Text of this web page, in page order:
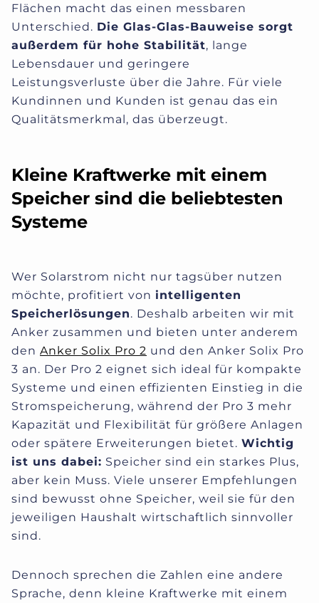
Flächen macht das einen messbaren
Unterschied. Die Glas-Glas-Bauweise sorgt
außerdem für hohe Stabilität, lange
Lebensdauer und geringere
Leistungsverluste über die Jahre. Für viele
Kundinnen und Kunden ist genau das ein
Qualitätsmerkmal, das überzeugt.
Kleine Kraftwerke mit einem
Speicher sind die beliebtesten
Systeme
Wer Solarstrom nicht nur tagsüber nutzen
möchte, profitiert von intelligenten
Speicherlösungen. Deshalb arbeiten wir mit
Anker zusammen und bieten unter anderem
den Anker Solix Pro 2 und den Anker Solix Pro
3 an. Der Pro 2 eignet sich ideal für kompakte
Systeme und einen effizienten Einstieg in die
Stromspeicherung, während der Pro 3 mehr
Kapazität und Flexibilität für größere Anlagen
oder spätere Erweiterungen bietet. Wichtig
ist uns dabei: Speicher sind ein starkes Plus,
aber kein Muss. Viele unserer Empfehlungen
sind bewusst ohne Speicher, weil sie für den
jeweiligen Haushalt wirtschaftlich sinnvoller
sind.
Dennoch sprechen die Zahlen eine andere
Sprache, denn kleine Kraftwerke mit einem